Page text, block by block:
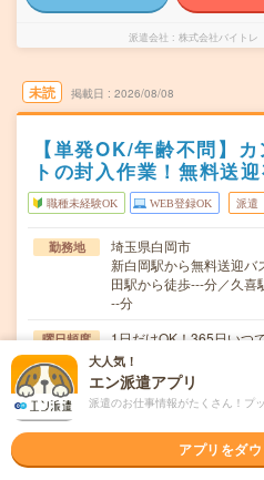
派遣会社 株式会社バイトレ
未読 掲載日 2026/08/08
【単発OK/年齢不問】
トの封入作業！無料送迎
職種未経験OK WEB登録OK 派遣
勤務地
埼玉県白岡市
新白岡駅から無料送迎バ
田駅から徒歩---分／久
--分
曜日頻度
1日だけOK！365日いつ
でご登録^^働きたい日に
時間 9:00-17:45(休憩1.5H)
期間 単発 1日の勤務でもOK
時給 時給1,250円 (実働8時
大人気！
エン派遣アプリ
派遣のお仕事情報がたくさん！プ
アプリをダ